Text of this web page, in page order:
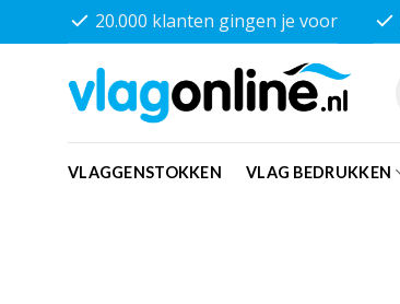
naar
20.000 klanten gingen je voor
VLAGGENSTOKKEN VLAG BEDRUKKEN